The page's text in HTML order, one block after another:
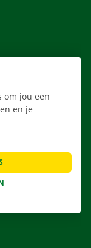
om jou een
en je